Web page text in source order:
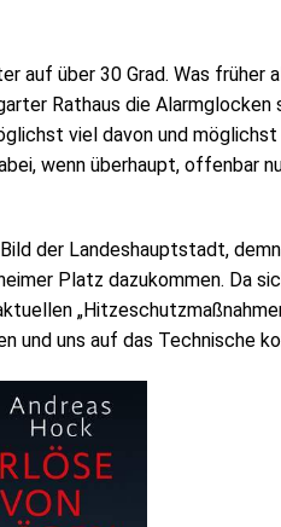
auf über 30 Grad. Was früher
Rathaus die Alarmglocken
viel davon und
wenn überhaupt, offenbar
der Landeshauptstadt,
Platz dazukommen. Da
und uns auf das Technische